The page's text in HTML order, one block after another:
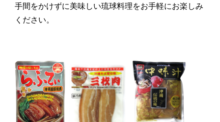
手間をかけずに美味しい琉球料理をお手軽にお楽しみ
ください。